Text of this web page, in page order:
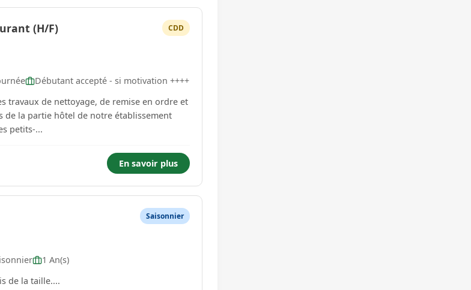
(H/F) CDD
Débutant accepté - si motivation ++++
de la partie hôtel de notre établissement
service des petits-...
En savoir plus
Saisonnier
1 An(s)
de la taille....